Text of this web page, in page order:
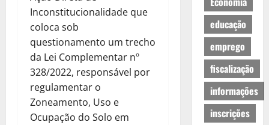
Inconstitucionalidade que
coloca sob
questionamento um trecho
da Lei Complementar nº
328/2022, responsável por
regulamentar o
Zoneamento, Uso e
Ocupação do Solo em
educação
emprego
fiscalização
informações
inscrições